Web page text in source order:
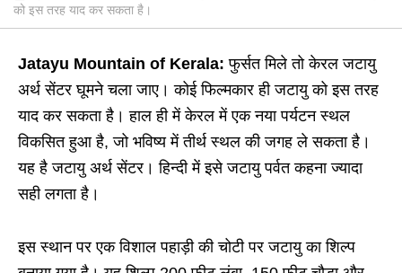
को इस तरह याद कर सकता है।
Jatayu Mountain of Kerala: फुर्सत मिले तो केरल जटायु
अर्थ सेंटर घूमने चला जाए। कोई फिल्मकार ही जटायु को इस तरह
याद कर सकता है। हाल ही में केरल में एक नया पर्यटन स्थल
विकसित हुआ है, जो भविष्य में तीर्थ स्थल की जगह ले सकता है।
यह है जटायु अर्थ सेंटर। हिन्दी में इसे जटायु पर्वत कहना ज्यादा
सही लगता है।
इस स्थान पर एक विशाल पहाड़ी की चोटी पर जटायु का शिल्प